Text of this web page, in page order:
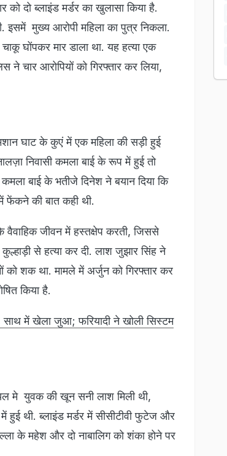
दो ब्लाइंड मर्डर का खुलासा किया है.
इसमें मुख्य आरोपी महिला का पुत्र निकला.
घोंपकर मार डाला था. यह हत्या एक
ने चार आरोपियों को गिरफ्तार कर लिया,
घाट के कुएं में एक महिला की सड़ी हुई
निवासी कमला बाई के रूप में हुई तो
बाई के भतीजे दिनेश ने बयान दिया कि
फेंकने की बात कही थी.
जीवन में हस्तक्षेप करती, जिससे
से हत्या कर दी. लाश जुझार सिंह ने
को शक था. मामले में अर्जुन को गिरफ्तार कर
किया है.
साथ में खेला जुआ; फरियादी ने खोली सिस्टम
मे युवक की खून सनी लाश मिली थी,
हुई थी. ब्लाइंड मर्डर में सीसीटीवी फुटेज और
के महेश और दो नाबालिग को शंका होने पर